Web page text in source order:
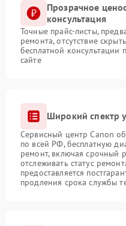
Прозрачное
консультация
Точные прайс-листы,
ремонта, отсутствие
бесплатной
сайте
Широкий спектр
Сервисный центр Canon
по всей РФ, бесплатную
ремонт, включая срочный
отслеживать статус
предоставляется
продления срока службы